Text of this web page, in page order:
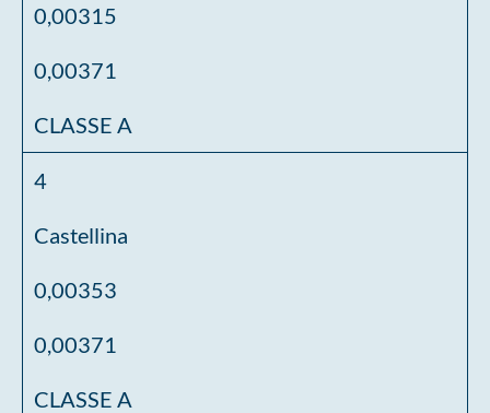
0,00315
0,00371
CLASSE A
4
Castellina
0,00353
0,00371
CLASSE A